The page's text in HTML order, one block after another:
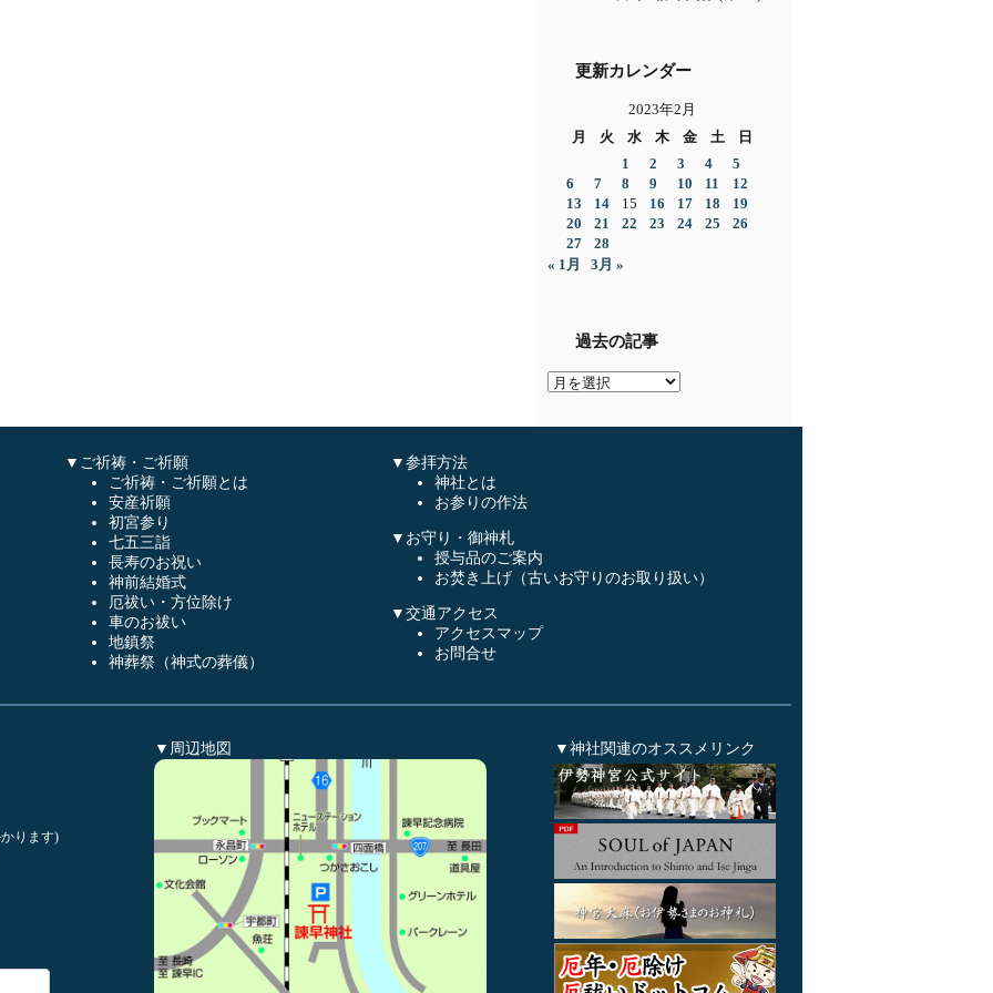
更新カレンダー
2023年2月
月
火 水 木 金 土
日
1
2 3 4
5
6
7 8 9 10 11
12
13
14 15 16 17 18
19
20
21 22 23 24 25
26
27
28
« 1月
3月 »
過去の記事
過
▼ご祈祷・ご祈願
ご祈祷・ご祈願とは
安産祈願
初宮参り
七五三詣
長寿のお祝い
神前結婚式
厄祓い・方位除け
車のお祓い
地鎮祭
神葬祭（神式の葬儀）
▼参拝方法
神社とは
お参りの作法
▼お守り・御神札
授与品のご案内
お焚き上げ（古いお守りのお取り扱い）
▼交通アクセス
アクセスマップ
お問合せ
ります)
▼周辺地図 ▼神社関連のオススメリンク